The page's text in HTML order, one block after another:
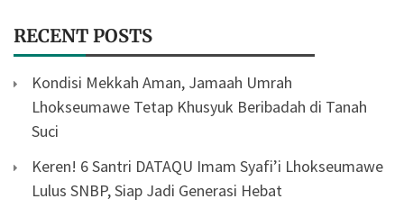
RECENT POSTS
Kondisi Mekkah Aman, Jamaah Umrah
Lhokseumawe Tetap Khusyuk Beribadah di Tanah
Suci
Keren! 6 Santri DATAQU Imam Syafi’i Lhokseumawe
Lulus SNBP, Siap Jadi Generasi Hebat